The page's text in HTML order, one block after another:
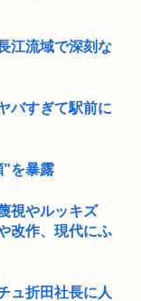
江流域で深刻な
バすぎて駅前に
を暴露
視やルッキズ
改作、現代にふ
ュ折田社長に人